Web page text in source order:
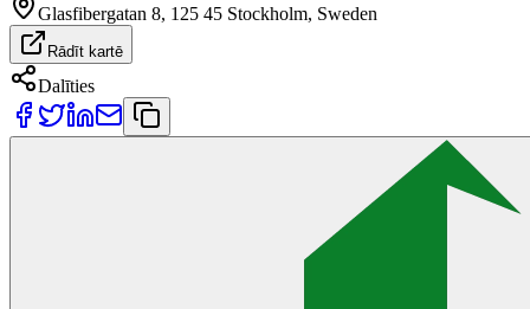
Glasfibergatan 8, 125 45 Stockholm, Sweden
Rādīt kartē
Dalīties